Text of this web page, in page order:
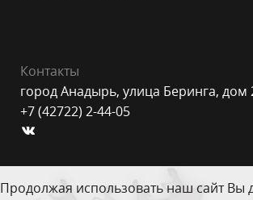
Контакты
город Анадырь, улица Беринга, дом
+7 (42722) 2-44-05
Продолжая использовать наш сайт Вы